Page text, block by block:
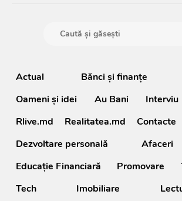
Actual Bănci şi finanţe
Oameni şi idei
Au Bani Interviu
Rlive.md
Realitatea.md Contacte
Dezvoltare personală
Afaceri
Educație Financiară
Promovare
Tech
Imobiliare